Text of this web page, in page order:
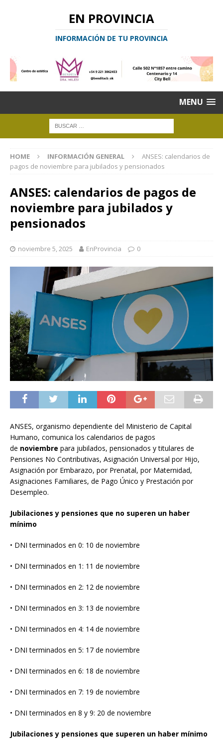
EN PROVINCIA
INFORMACIÓN DE TU PROVINCIA
MENU
HOME INFORMACIÓN GENERAL
ANSES: calendarios de
pagos de noviembre para jubilados y pensionados
ANSES: calendarios de pagos de
noviembre para jubilados y
pensionados
noviembre 5, 2025 EnProvincia 0
ANSES, organismo dependiente del Ministerio de Capital
Humano, comunica los calendarios de pagos
de noviembre para jubilados, pensionados y titulares de
Pensiones No Contributivas, Asignación Universal por Hijo,
Asignación por Embarazo, por Prenatal, por Maternidad,
Asignaciones Familiares, de Pago Único y Prestación por
Desempleo.
Jubilaciones y pensiones que no superen un haber
mínimo
• DNI terminados en 0: 10 de noviembre
• DNI terminados en 1: 11 de noviembre
• DNI terminados en 2: 12 de noviembre
• DNI terminados en 3: 13 de noviembre
• DNI terminados en 4: 14 de noviembre
• DNI terminados en 5: 17 de noviembre
• DNI terminados en 6: 18 de noviembre
• DNI terminados en 7: 19 de noviembre
• DNI terminados en 8 y 9: 20 de noviembre
Jubilaciones y pensiones que superen un haber mínimo